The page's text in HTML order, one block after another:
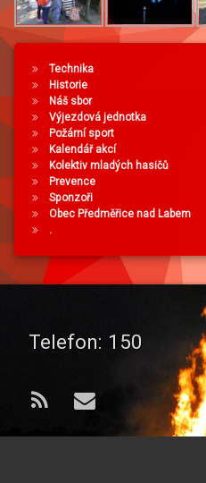
Technika
Historie
Náš sbor
Výjezdová jednotka
Požární sport
Kalendář akcí
Kolektiv mladých hasičů
Prevence
Sponzoři
Obec Předměřice nad Labem
.
Telefon: 150
RSS E-mail